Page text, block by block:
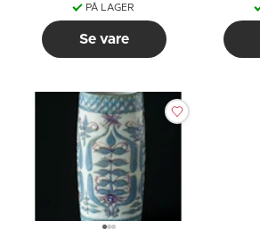
PÅ LAGER
Se vare